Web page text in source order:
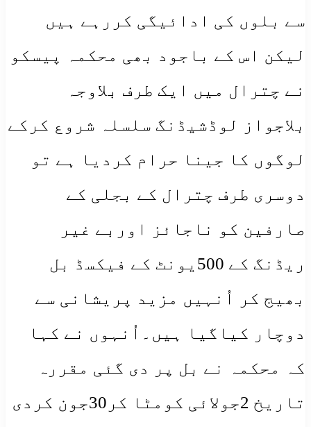
سے بلوں کی ادائیگی کررہے ہیں
لیکن اس کے باجود بھی محکمہ پیسکو
نے چترال میں ایک طرف بلاوجہ
بلاجواز لوڈشیڈنگ سلسلہ شروع کرکے
لوگوں کا جینا حرام کردیا ہے تو
دوسری طرف چترال کے بجلی کے
صارفین کو ناجائز اوربے غیر
ریڈنگ کے 500یونٹ کے فیکسڈ بل
بھیج کر اُنہیں مزید پریشانی سے
دوچار کیاگیا ہیں۔اُنہوں نے کہا
کہ محکمہ نے بل پر دی گئی مقررہ
تاریخ 2جولائی کومٹا کر30جون کردی